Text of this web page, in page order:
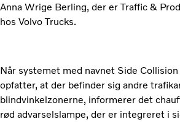
Anna Wrige Berling, der er Traffic &
hos Volvo Trucks.
Når systemet med navnet Side
opfatter, at der befinder sig andre
blindvinkelzonerne, informerer det
rød advarselslampe, der er integreret i